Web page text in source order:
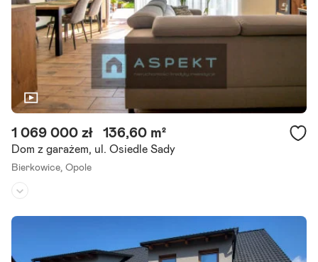
Szczegóły ogłoszenia
Dom z garażem, ul. Osiedle Sady
Bierkowice, Opole
1 069 000 zł 136,60 m²
177 m²